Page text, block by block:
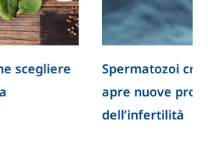
in laboratorio: la ricerca
per lo studio